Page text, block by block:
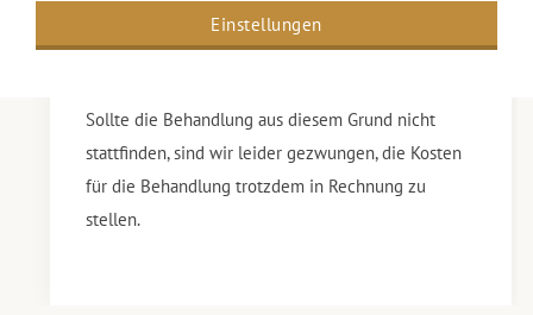
Sie erwähnen es nicht? Dann können wir nicht
garantieren, dass wir genügend Zeit für die
Sollte die Behandlung aus diesem Grund nicht
stattfinden, sind wir leider gezwungen, die Kosten
für die Behandlung trotzdem in Rechnung zu
stellen.
Einstellungen